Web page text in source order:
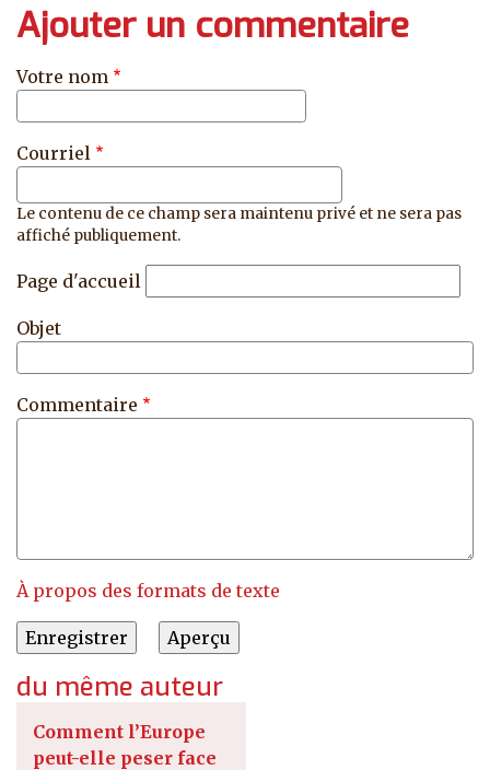
Ajouter un commentaire
Votre nom
Courriel
Le contenu de ce champ sera maintenu privé et ne sera pas
affiché publiquement.
Page d'accueil
Objet
Commentaire
À propos des formats de texte
du même auteur
Comment l’Europe
peut-elle peser face